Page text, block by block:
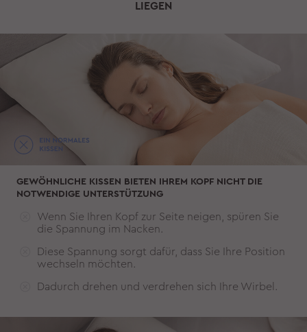
LIEGEN
GEWÖHNLICHE KISSEN BIETEN IHREM KOPF NICHT DIE
NOTWENDIGE UNTERSTÜTZUNG
Wenn Sie Ihren Kopf zur Seite neigen, spüren Sie
die Spannung im Nacken.
Diese Spannung sorgt dafür, dass Sie Ihre Position
wechseln möchten.
Dadurch drehen und verdrehen sich Ihre Wirbel.